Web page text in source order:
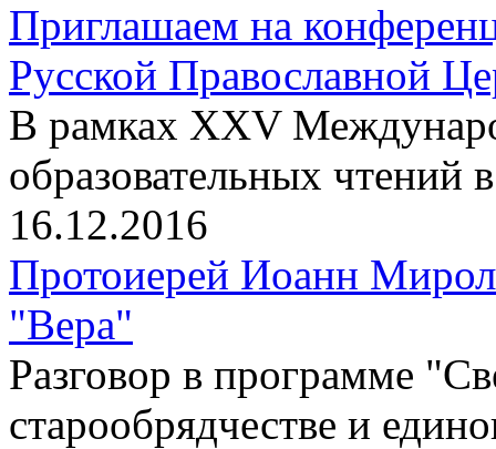
Приглашаем на
Русской Православной
В рамках XXV
образовательных чтений
16.12.2016
Протоиерей Иоанн
"Вера"
Разговор в программе
старообрядчестве и